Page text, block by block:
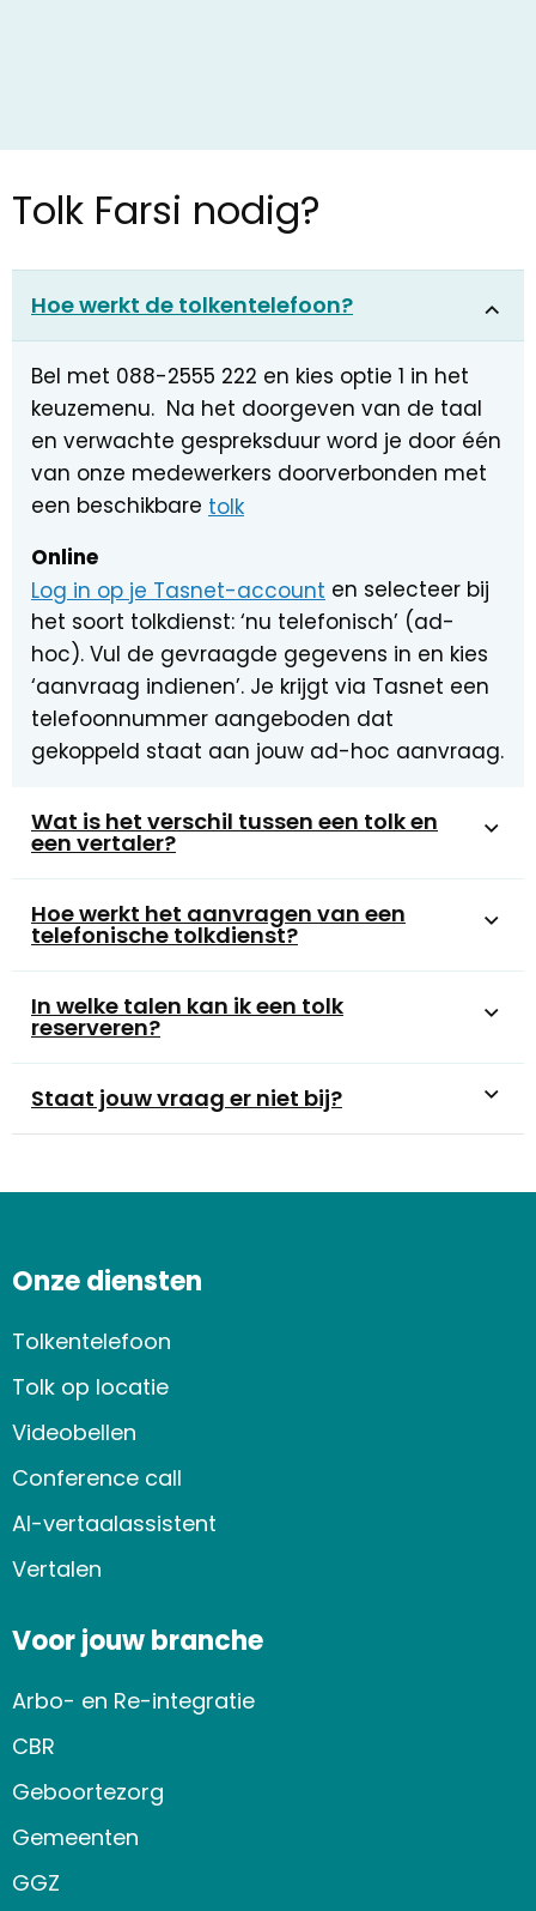
Tolk Farsi nodig?
Hoe werkt de tolkentelefoon?
Bel met 088-2555 222 en kies optie 1 in het
keuzemenu. Na het doorgeven van de taal
en verwachte gespreksduur word je door één
van onze medewerkers doorverbonden met
een beschikbare tolk
Online
Log in op je Tasnet-account en selecteer bij
het soort tolkdienst: ‘nu telefonisch’ (ad-
hoc). Vul de gevraagde gegevens in en kies
‘aanvraag indienen’. Je krijgt via Tasnet een
telefoonnummer aangeboden dat
gekoppeld staat aan jouw ad-hoc aanvraag.
Wat is het verschil tussen een tolk en
een vertaler?
Hoe werkt het aanvragen van een
telefonische tolkdienst?
In welke talen kan ik een tolk
reserveren?
Staat jouw vraag er niet bij?
Onze diensten
Tolkentelefoon
Tolk op locatie
Videobellen
Conference call
AI-vertaalassistent
Vertalen
Voor jouw branche
Arbo- en Re-integratie
CBR
Geboortezorg
Gemeenten
GGZ